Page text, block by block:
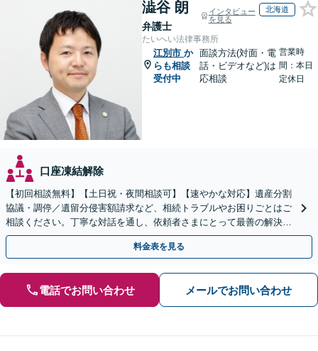
澁谷 朗
弁護士
インタビュー
を見る
北海道
たいへい法律事務所
江別市 か
らも相談
受付中
面談方法(対面・電
話・ビデオなど)は
応相談
営業時
間：本日
定休日
口座凍結解除
【初回相談無料】【土日祝・夜間相談可】【速やかな対応】遺産分割
協議・調停／遺留分侵害額請求など、相続トラブルやお困りごとはご
相談ください。丁寧な対話を通し、依頼者さまにとって最善の解決を
目指します。
料金表を見る
電話でお問い合わせ メールでお問い合わせ